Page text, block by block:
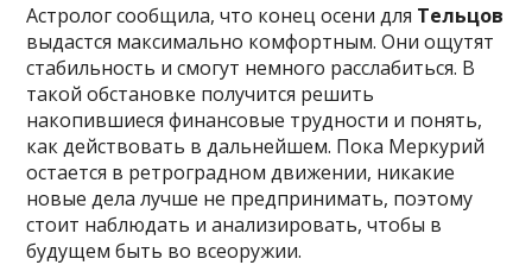
Астролог сообщила, что конец осени для Тельцов
выдастся максимально комфортным. Они ощутят
стабильность и смогут немного расслабиться. В
такой обстановке получится решить
накопившиеся финансовые трудности и понять,
как действовать в дальнейшем. Пока Меркурий
остается в ретроградном движении, никакие
новые дела лучше не предпринимать, поэтому
стоит наблюдать и анализировать, чтобы в
будущем быть во всеоружии.